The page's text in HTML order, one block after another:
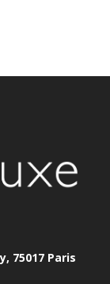
75017 Paris